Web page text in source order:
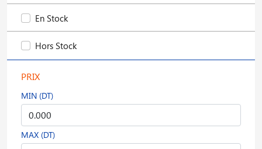
En Stock
Hors Stock
PRIX
MIN (DT)
MAX (DT)